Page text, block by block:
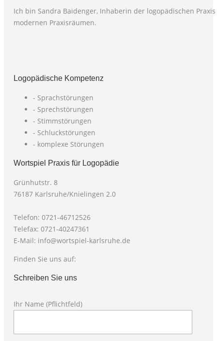
Ich bin Sandra Baidenger, Inhaberin der logopädischen
modernen Praxisräumen.
Logopädische Kompetenz
- Sprachstörungen
- Sprechstörungen
- Stimmstörungen
- Schluckstörungen
- komplexe Störungen
Wortspiel Praxis für Logopädie
Grünhutstr. 8
76187 Karlsruhe/Knielingen 2.0
Telefon: 0721-46712526
Telefax: 0721-40247361
E-Mail: info@wortspiel-karlsruhe.de
Finden Sie uns auf:
Facebook
opens
in
window
X
opens
in
window
Schreiben Sie uns
Ihr Name (Pflichtfeld)